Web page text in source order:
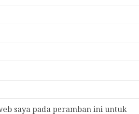
saya pada peramban ini untuk